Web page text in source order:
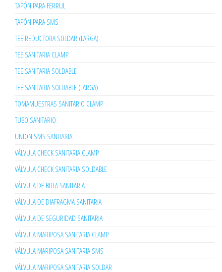
TAPÓN PARA FERRUL
TAPÓN PARA SMS
TEE REDUCTORA SOLDAR (LARGA)
TEE SANITARIA CLAMP
TEE SANITARIA SOLDABLE
TEE SANITARIA SOLDABLE (LARGA)
TOMAMUESTRAS SANITARIO CLAMP
TUBO SANITARIO
UNION SMS SANITARIA
VÁLVULA CHECK SANITARIA CLAMP
VÁLVULA CHECK SANITARIA SOLDABLE
VÁLVULA DE BOLA SANITARIA
VÁLVULA DE DIAFRAGMA SANITARIA
VÁLVULA DE SEGURIDAD SANITARIA
VÁLVULA MARIPOSA SANITARIA CLAMP
VÁLVULA MARIPOSA SANITARIA SMS
VÁLVULA MARIPOSA SANITARIA SOLDAR